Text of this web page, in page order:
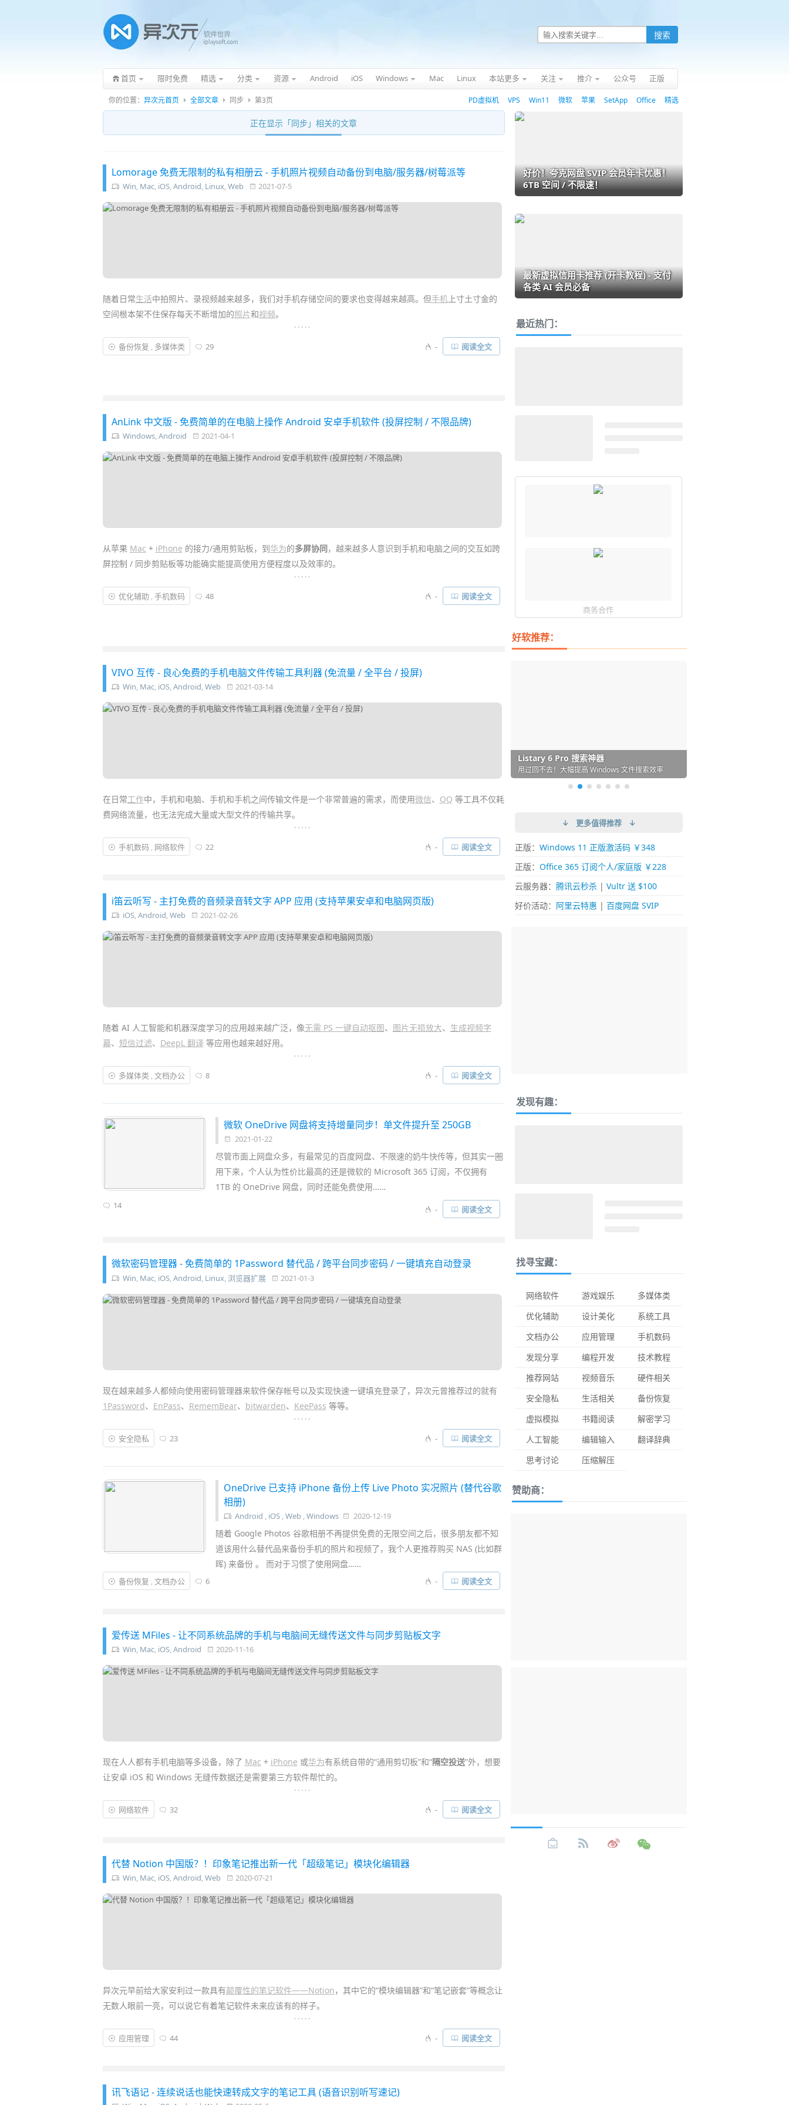
首页 限时免费 精选 分类 资源 Android iOS Windows Mac Linux 本站更多 关注 推介 公众号 正版
你的位置： 异次元首页 全部文章 同步 第3页 PD虚拟机 VPS Win11 微软 苹果 SetApp Office 精选
正在显示「同步 」相关的文章
Lomorage 免费无限制的私有相册云 - 手机照片视频自动备份到电脑/服务器/树莓派等
Win, Mac, iOS,Android, Linux,Web 2021-07-5
随着日常生活中拍照片、录视频越来越多，我们对手机存储空间的要求也变得越来越高。但手机上寸土寸金的
空间根本架不住保存每天不断增加的照片和视频。
除了花钱购买「群晖」等 NAS设备、iCloud 或各种
会员以外，我们其实还可以借助一些免费软件比如
Lomorage来零成本打造一个属于自己的私有相册云存储！帮我们快速方便地将手机上的照片视频自动上传备
. . . . .
备份恢复 , 多媒体类 29 - 阅读全文
AnLink 中文版 - 免费简单的在电脑上操作 Android 安卓手机软件 (投屏控制 / 不限品牌)
Windows,Android 2021-04-1
从苹果 Mac + iPhone 的接力/通用剪贴板，到华为的多屏协同，越来越多人意识到手机和电脑之间的交互如跨
屏控制 / 同步剪贴板等功能确实能提高使用方便程度以及效率的。
异次元曾推荐过Scrcpy 、Dell Mobile Connect
等软件能让你在电脑大屏幕上用键盘鼠标来操作你的
Android 手机，成为不少
Scrcpy二次开发的多
. . . . .
优化辅助 ,手机数码 48 - 阅读全文
VIVO 互传 - 良心免费的手机电脑文件传输工具利器 (免流量 / 全平台 / 投屏)
Win, Mac, iOS,Android,Web 2021-03-14
在日常工作中，手机和电脑、手机和手机之间传输文件是一个非常普遍的需求，而使用微信、 QQ 等工具不仅耗
费网络流量，也无法完成大量或大型文件的传输共享。
异次元曾推荐过Feem传输工具
等跨屏协同工具 (在电脑查看手机屏幕软件)。而今
天的「互传 APP」则是VIVO
免流量高速传输文
. . . . .
手机数码 , 网络软件 22 - 阅读全文
i笛云听写 - 主打免费的音频录音转文字 APP 应用 (支持苹果安卓和电脑网页版)
iOS,Android,Web 2021-02-26
随着 AI 人工智能和机器深度学习的应用越来越广泛，像无需 PS 一键自动抠图、 图片无损放大、 生成视频字
幕、 短信过滤、 DeepL 翻译等应用也越来越好用。
而今天介绍的「i笛云听写 」同样是借助
”。它能帮助你方便地将会议记
录、讲座内容、语音备忘录、影视原声等音频识别并转写成文字。就像各种
应用一样，能极大
地方便你办公或进一步编辑使用……
. . . . .
多媒体类 ,文档办公 8 - 阅读全文
微软 OneDrive 网盘将支持增量同步！单文件提升至 250GB
2021-01-22
尽管市面上网盘众多，有最常见的百度网盘、不限速的奶牛快传等，但其实一圈
用下来，个人认为性价比最高的还是微软的 Microsoft 365 订阅，不仅拥有
1TB 的 OneDrive 网盘，同时还能免费使用……
14 - 阅读全文
微软密码管理器 - 免费简单的 1Password 替代品 / 跨平台同步密码 / 一键填充自动登录
Win, Mac, iOS,Android, Linux,浏览器扩展 2021-01-3
现在越来越多人都倾向使用密码管理器来软件保存帐号以及实现快速一键填充登录了，异次元曾推荐过的就有
1Password、 EnPass、 RememBear、 bitwarden、 KeePass 等等。
而最近 微软在发布了全新的 Edge 浏览器
Microsoft Authenticator
进行了一轮大升级 ，可让你跨电脑手机跨平台同步密
码数据，并实现高效的一键自动填写密码登录帐号……
. . . . .
安全隐私 23 - 阅读全文
OneDrive 已支持 iPhone 备份上传 Live Photo 实况照片 (替代谷歌
相册)
Android , iOS,Web,Windows 2020-12-19
随着 Google Photos 谷歌相册不再提供免费的无限空间之后，很多朋友都不知
道该用什么替代品来备份手机的照片和视频了，我个人更推荐购买 NAS (比如群
晖) 来备份 。 而对于习惯了使用网盘……
备份恢复 ,文档办公 6 - 阅读全文
爱传送 MFiles - 让不同系统品牌的手机与电脑间无缝传送文件与同步剪贴板文字
Win, Mac, iOS,Android 2020-11-16
现在人人都有手机电脑等多设备，除了 Mac + iPhone 或华为有系统自带的“通用剪切板”和“隔空投送”外，想要
让安卓 iOS 和 Windows 无缝传数据还是需要第三方软件帮忙的。
很多人习惯用 微信 、QQ Feem这款 神器外，我们
还有「MFiles」这款跨平台的文件传送、文件管理和
同步功能的辅助软件。它能让 Android / iOS 和
. . . . .
网络软件 32 - 阅读全文
代替 Notion 中国版？！印象笔记推出新一代「超级笔记」模块化编辑器
Win, Mac, iOS,Android,Web 2020-07-21
异次元早前给大家安利过一款具有颠覆性的笔记软件——Notion，其中它的“模块编辑器”和“笔记嵌套”等概念让
无数人眼前一亮，可以说它有着笔记软件未来应该有的样子。
而作为知识管理应用界的大佬「 」，最近终于也推出了类似 Notion 先进的“模块化”全新编辑器，并命
名为“超级笔记 ”！它拥有众多吸引人的新特性，比如内容块自由拖拽、更丰富的样式、笔记关联、智能表格、网
. . . . .
应用管理 44 - 阅读全文
讯飞语记 - 连续说话也能快速转成文字的笔记工具 (语音识别听写速记)
好价！夸克网盘 SVIP 会员年卡优惠！
6TB 空间 / 不限速！
最新虚拟信用卡推荐 (开卡教程) - 支付
各类 AI 会员必备
最近热门：
商务合作
好软推荐：
IDM 必备的下载神器
超强的 Windows 平台下载工具
Listary 6 Pro 搜索神器
用过回不去！大幅提高 Windows 文件搜索效率
Fences 桌面图标自动整理/美化神器
懒人必备！图标再多桌面也不再凌乱！
Parallels Desktop 虚拟机
在 Mac 上流畅运行 Windows (支持 M 芯片)
Downie 下载网络视频的神器 (Mac)
一键下视频，超简单好用！谁用谁知道
Typora - 极简好用的 Markdown 编辑器
颠覆写作体验！跨平台支持 Win / Mac
↓ 更多值得推荐 ↓
正版： Windows 11 正版激活码 ￥348
正版： Office 365 订阅个人/家庭版 ￥228
云服务器： 腾讯云秒杀| Vultr 送 $100
好价活动： 阿里云特惠 | 百度网盘 SVIP
发现有趣：
找寻宝藏：
网络软件 游戏娱乐
多媒体类
优化辅助
设计美化
系统工具
文档办公
应用管理
手机数码
发现分享
编程开发
技术教程
推荐网站
视频音乐
硬件相关
安全隐私
生活相关
备份恢复
虚拟模拟
书籍阅读
解密学习
人工智能
编辑输入
翻译辞典
思考讨论
压缩解压
赞助商：